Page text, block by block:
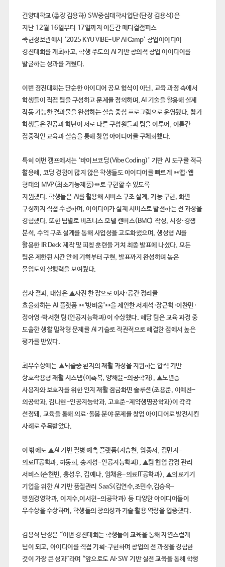
건양대학교(총장 김용하) SW중심대학사업단(단장 김용석)은
지난 12월 16일부터 17일까지 이틀간 메디컬캠퍼스
죽헌정보관에서 ‘2025 KYU VIBE-UP AI Camp’ 창업아이디어
경진대회를 개최하고,학생 주도의 AI기반 창의적 창업 아이디어를
발굴하는 성과를 거뒀다.
이번 경진대회는 단순한 아이디어 공모 형식이 아닌, 교육 과정 속에서
학생들이 직접 팀을 구성하고 문제를 정의하며 , AI 기술을 활용해 실제
작동 가능한 결과물을 완성하는 실습 중심 프로그램으로 운영됐다.참가
학생들은 전공과 학년이 서로 다른 구성원들과 팀을 이루어 , 이틀간
집중적인 교육과 실습을 통해 창업 아이디어를 구체화했다.
특히 이번 캠프에서는 ‘바이브코딩(Vibe Coding)’ 기반AI 도구를 적극
활용해 , 코딩 경험이 많지 않은 학생들도 아이디어를 빠르게 **앱·웹
형태의 MVP(최소기능제품)**로 구현할 수 있도록
지원했다.학생들은 AI를 활용해 서비스 구조 설계 ,기능 구현, 화면
구성까지 직접 수행하며 ,아이디어가 실제 서비스로 발전하는 전 과정을
경험했다.또한 팀별로 비즈니스 모델 캔버스(BMC)작성,시장·경쟁
분석,수익 구조 설계를 통해 사업성을 고도화했으며 ,생성형AI를
활용한IR Deck제작 및 피칭 훈련을 거쳐 최종 발표에 나섰다. 모든
팀은 제한된 시간 안에 기획부터 구현,발표까지 완성하며 높은
몰입도와 실행력을 보여줬다.
심사 결과, 대상은 ▲사진 한 장으로 이사·공간 정리를
효율화하는AI 플랫폼 **‘방비움’**을 제안한 서재석 ·장근혁 ·이찬민 ·
정아영 ·박서현 팀(인공지능학과)이 수상했다. 해당 팀은 교육 과정 중
도출한 생활 밀착형 문제를 AI기술로 직관적으로 해결한 점에서 높은
평가를 받았다.
최우수상에는 ▲뇌졸중 환자의 재활 과정을 지원하는 압력 기반
상호작용형 재활 시스템(이축복,양해윤-의공학과) , ▲노년층
사용자와 보호자를 위한 인지 재활 잠금화면 솔루션(조용준, 이예찬-
의공학과,김나현-인공지능학과,고호준-제약생명공학과)이 각각
선정돼 , 교육을 통해 의료·돌봄 분야 문제를 창업 아이디어로 발전시킨
사례로 주목받았다.
이 밖에도▲AI기반 질병 예측 플랫폼(지승현,임종서 , 김민지 -
의료IT공학과, 허동희 ,송지성-인공지능학과) , ▲팀 협업 감정 관리
서비스(손현빈, 홍성우,김예나, 임채윤-의료IT 공학과) , ▲의료기기
기업을 위한 AI기반 품질관리SaaS(김연수,조민수,김승욱-
병원경영학과,이지수,이서현-의공학과)등 다양한 아이디어들이
우수상을 수상하며 , 학생들의 창의성과 기술 활용 역량을 입증했다.
김용석 단장은 “이번 경진대회는 학생들이 교육을 통해 자연스럽게
팀이 되고, 아이디어를 직접 기획·구현하며 창업의 전 과정을 경험한
것이 가장 큰 성과”라며 “앞으로도AI·SW기반 실전 교육을 통해 학생